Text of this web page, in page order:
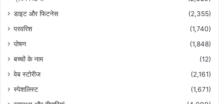
डाइट और फिटनेस
(2,355)
परवरिश
(1,740)
पोषण
(1,848)
बच्चों के नाम
(12)
वेब स्टोरीज
(2,161)
स्पेशलिस्ट
(1,671)